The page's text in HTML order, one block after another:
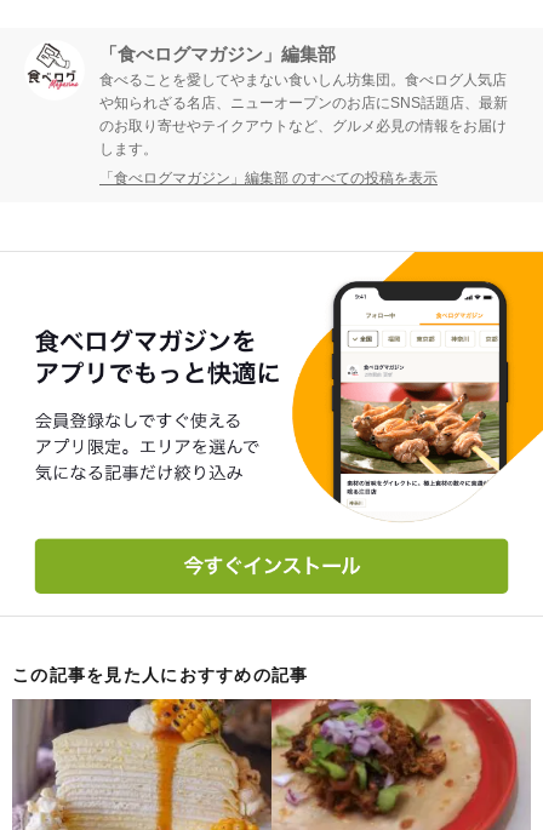
「食べログマガジン」編集部
食べることを愛してやまない食いしん坊集団。食べログ人気店
や知られざる名店、ニューオープンのお店にSNS話題店、最新
のお取り寄せやテイクアウトなど、グルメ必見の情報をお届け
します。
「食べログマガジン」編集部 のすべての投稿を表示
この記事を見た人におすすめの記事